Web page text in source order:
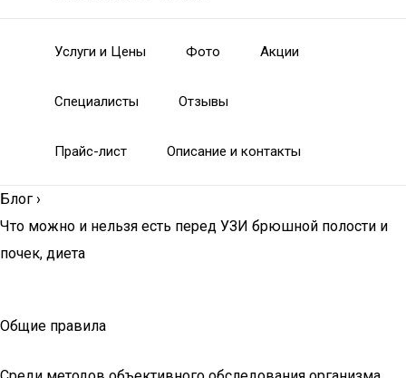
Услуги и Цены Фото Акции
Специалисты Отзывы
Прайс-лист Описание и контакты
Блог ›
Что можно и нельзя есть перед УЗИ брюшной полости и
почек, диета
Общие правила